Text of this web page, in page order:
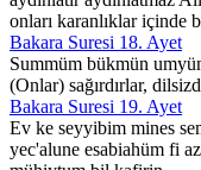
onları karanlıklar içinde
Bakara Suresi 18. Ayet
Summüm bükmün
(Onlar) sağırdırlar,
Bakara Suresi 19. Ayet
Ev ke seyyibim mines
yec'alune esabiahüm fi